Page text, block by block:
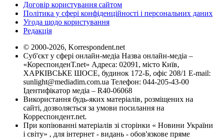
Договір користування сайтом
Політика у сфері конфіденційності і персональних даних
Угода щодо користування
Редакція
© 2000-2026, Korrespondent.net
Суб'єкт у сфері онлайн-медіа Назва онлайн-медіа –
«КореспонденТ.net» Адреса: 02091, місто Київ,
ХАРКІВСЬКЕ ШОСЕ, будинок 172-Б, офіс 208/1 E-mail:
sunlight@mediadim.com.ua Телефон: 044-205-43-00
Ідентифікатор медіа – R40-06068
Використання будь-яких матеріалів, розміщених на
сайті, дозволяється за умови посилання на
Корреспондент.net.
При копіюванні матеріалів зі сторінки « Новини України
і світу» , для інтернет - видань - обов'язкове пряме